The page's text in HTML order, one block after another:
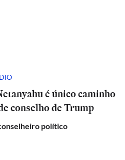
é único caminho
conselho de Trump
político